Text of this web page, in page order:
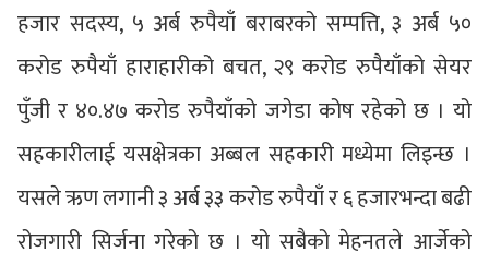
हजार सदस्य, ५ अर्ब रुपैयाँ बराबरको सम्पत्ति, ३ अर्ब ५०
करोड रुपैयाँ हाराहारीको बचत, २९ करोड रुपैयाँको सेयर
पुँजी र ४०.४७ करोड रुपैयाँको जगेडा कोष रहेको छ । यो
सहकारीलाई यसक्षेत्रका अब्बल सहकारी मध्येमा लिइन्छ ।
यसले ऋण लगानी ३ अर्ब ३३ करोड रुपैयाँ र ६ हजारभन्दा बढी
रोजगारी सिर्जना गरेको छ । यो सबैको मेहनतले आर्जेको